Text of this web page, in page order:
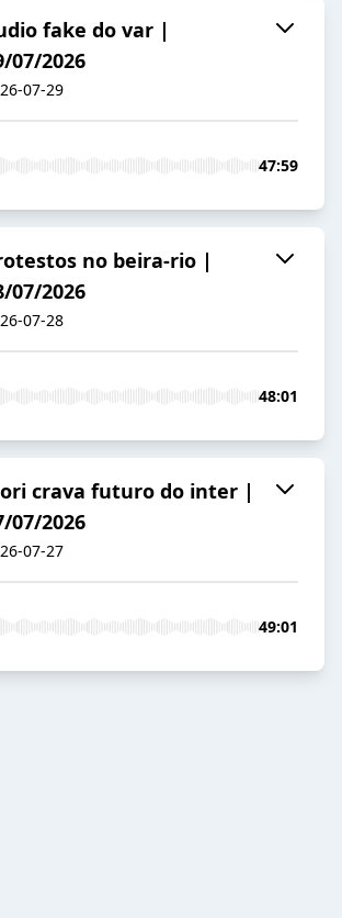
fake do var |
07/2026
07-29
47:59
no beira-rio |
07/2026
07-28
48:01
crava futuro do inter |
07/2026
07-27
49:01